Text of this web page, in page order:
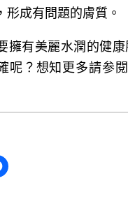
形成有問題的膚質。
擁有美麗水潤的健
呢？想知更多請参閱
按
一